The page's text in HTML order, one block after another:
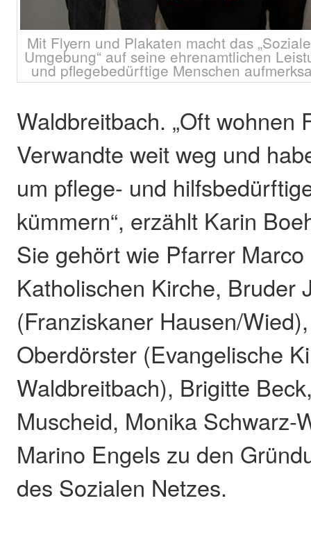
Mit Flyern und Plakaten macht das
Umgebung“ auf seine ehrenamtlichen
und pflegebedürftige Menschen
Waldbreitbach. „Oft wohnen
Verwandte weit weg und
um pflege- und
kümmern“, erzählt Karin
Sie gehört wie Pfarrer
Katholischen Kirche, Bruder
(Franziskaner Hausen/
Oberdörster (Evangelische
Waldbreitbach), Brigitte
Muscheid, Monika Schwarz-
Marino Engels zu den
des Sozialen Netzes.